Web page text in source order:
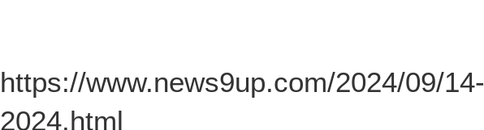
https://www.news9up.com/2024/09/14-
2024.html